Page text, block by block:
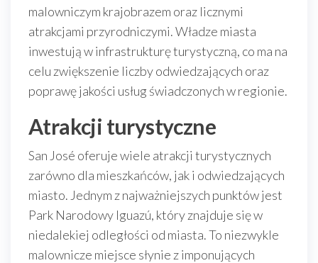
malowniczym krajobrazem oraz licznymi
atrakcjami przyrodniczymi. Władze miasta
inwestują w infrastrukturę turystyczną, co ma na
celu zwiększenie liczby odwiedzających oraz
poprawę jakości usług świadczonych w regionie.
Atrakcji turystyczne
San José oferuje wiele atrakcji turystycznych
zarówno dla mieszkańców, jak i odwiedzających
miasto. Jednym z najważniejszych punktów jest
Park Narodowy Iguazú, który znajduje się w
niedalekiej odległości od miasta. To niezwykle
malownicze miejsce słynie z imponujących